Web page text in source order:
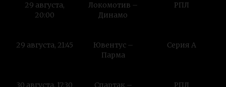
29 августа,
20:00
Локомотив –
Динамо
РПЛ
29 августа, 21:45
Ювентус –
Парма
Серия А
30 августа, 17:30
Спартак –
РПЛ